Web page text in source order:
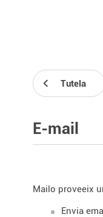
Tutela
E-mail
Mailo proveeix
Envia